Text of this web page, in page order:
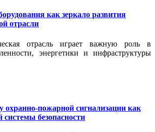
как зеркало развития
отрасли
отрасль играет важную роль в
энергетики и инфраструктуры
охранно-пожарной сигнализации как
системы безопасности